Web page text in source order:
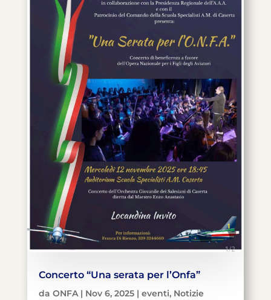
Concerto “Una serata per l’Onfa”
da ONFA| Nov 6, 2025| eventi, Notizie